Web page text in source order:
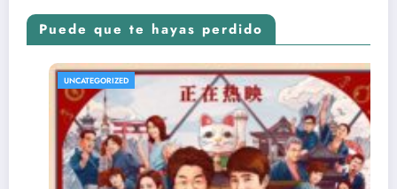
Puede que te hayas perdido